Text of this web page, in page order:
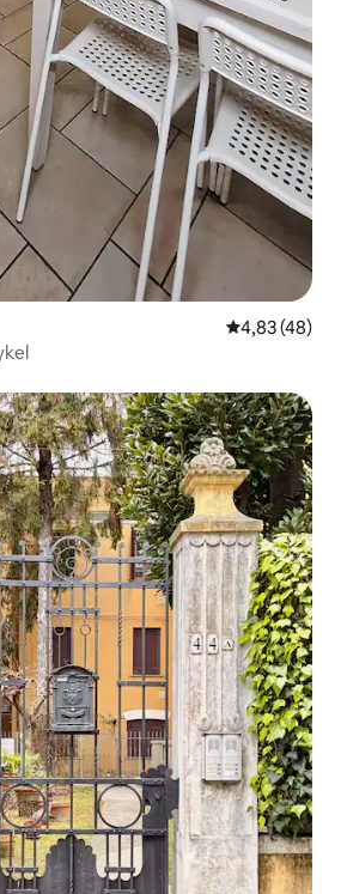
4,83 ud af 5 i
4,83 (48)